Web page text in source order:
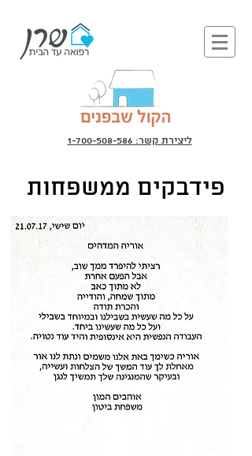
ליצירת קשר: 1-700-508-586
פידבקים ממשפחות